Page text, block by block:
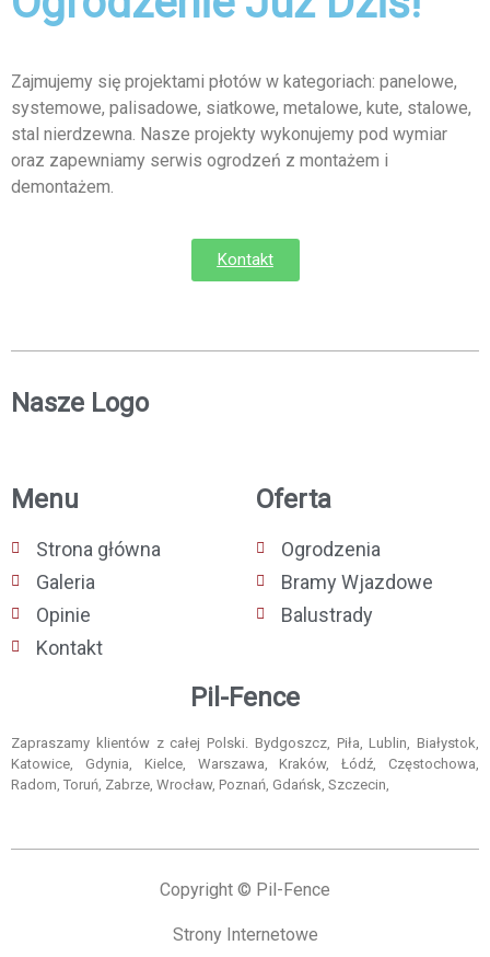
Zajmujemy się projektami płotów w kategoriach: panelowe,
systemowe, palisadowe, siatkowe, metalowe, kute, stalowe,
stal nierdzewna. Nasze projekty wykonujemy pod wymiar
oraz zapewniamy serwis ogrodzeń z montażem i
demontażem.
Kontakt
Nasze Logo
Menu
Strona główna
Galeria
Opinie
Kontakt
Oferta
Ogrodzenia
Bramy Wjazdowe
Balustrady
Pil-Fence
Zapraszamy klientów z całej Polski. Bydgoszcz, Piła, Lublin, Białystok,
Katowice, Gdynia, Kielce, Warszawa, Kraków, Łódź, Częstochowa,
Radom, Toruń, Zabrze, Wrocław, Poznań, Gdańsk, Szczecin,
Copyright © Pil-Fence
Strony Internetowe